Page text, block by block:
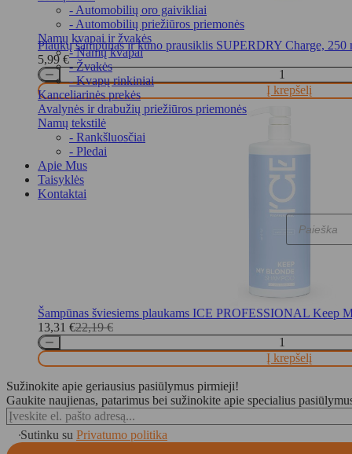
- Automobilių oro gaivikliai
- Automobilių priežiūros priemonės
Namų kvapai ir žvakės
- Namų kvapai
- Žvakės
- Kvapų rinkiniai
Kanceliarinės prekės
Avalynės ir drabužių priežiūros priemonės
Namų tekstilė
- Rankšluosčiai
- Pledai
Apie Mus
Taisyklės
Kontaktai
Products
search
Plaukų šampūnas ir kūno prausiklis SUPERDRY Charge, 250
5,99€
Į krepšelį
Šampūnas šviesiems plaukams ICE PROFESSIONAL Keep
22,19€
Original
price
was:
13,31 €
Current
price
is:
Į krepšelį
Sužinokite apie geriausius pasiūlymus pirmieji!
Gaukite naujienas, patarimus bei sužinokite apie specialius
Sutinku su Privatumo politika